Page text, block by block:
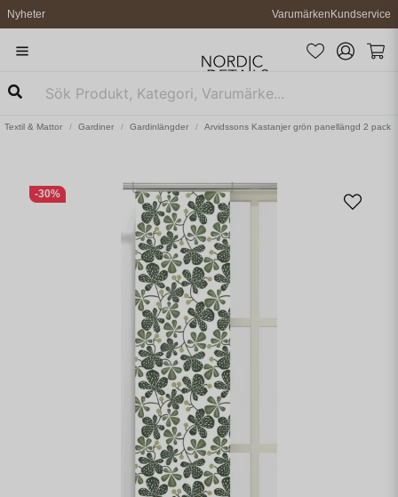
Nyheter VarumärkenKundservice
Textil & Mattor Gardiner Gardinlängder Arvidssons Kastanjer grön panellängd 2 pack
-30%